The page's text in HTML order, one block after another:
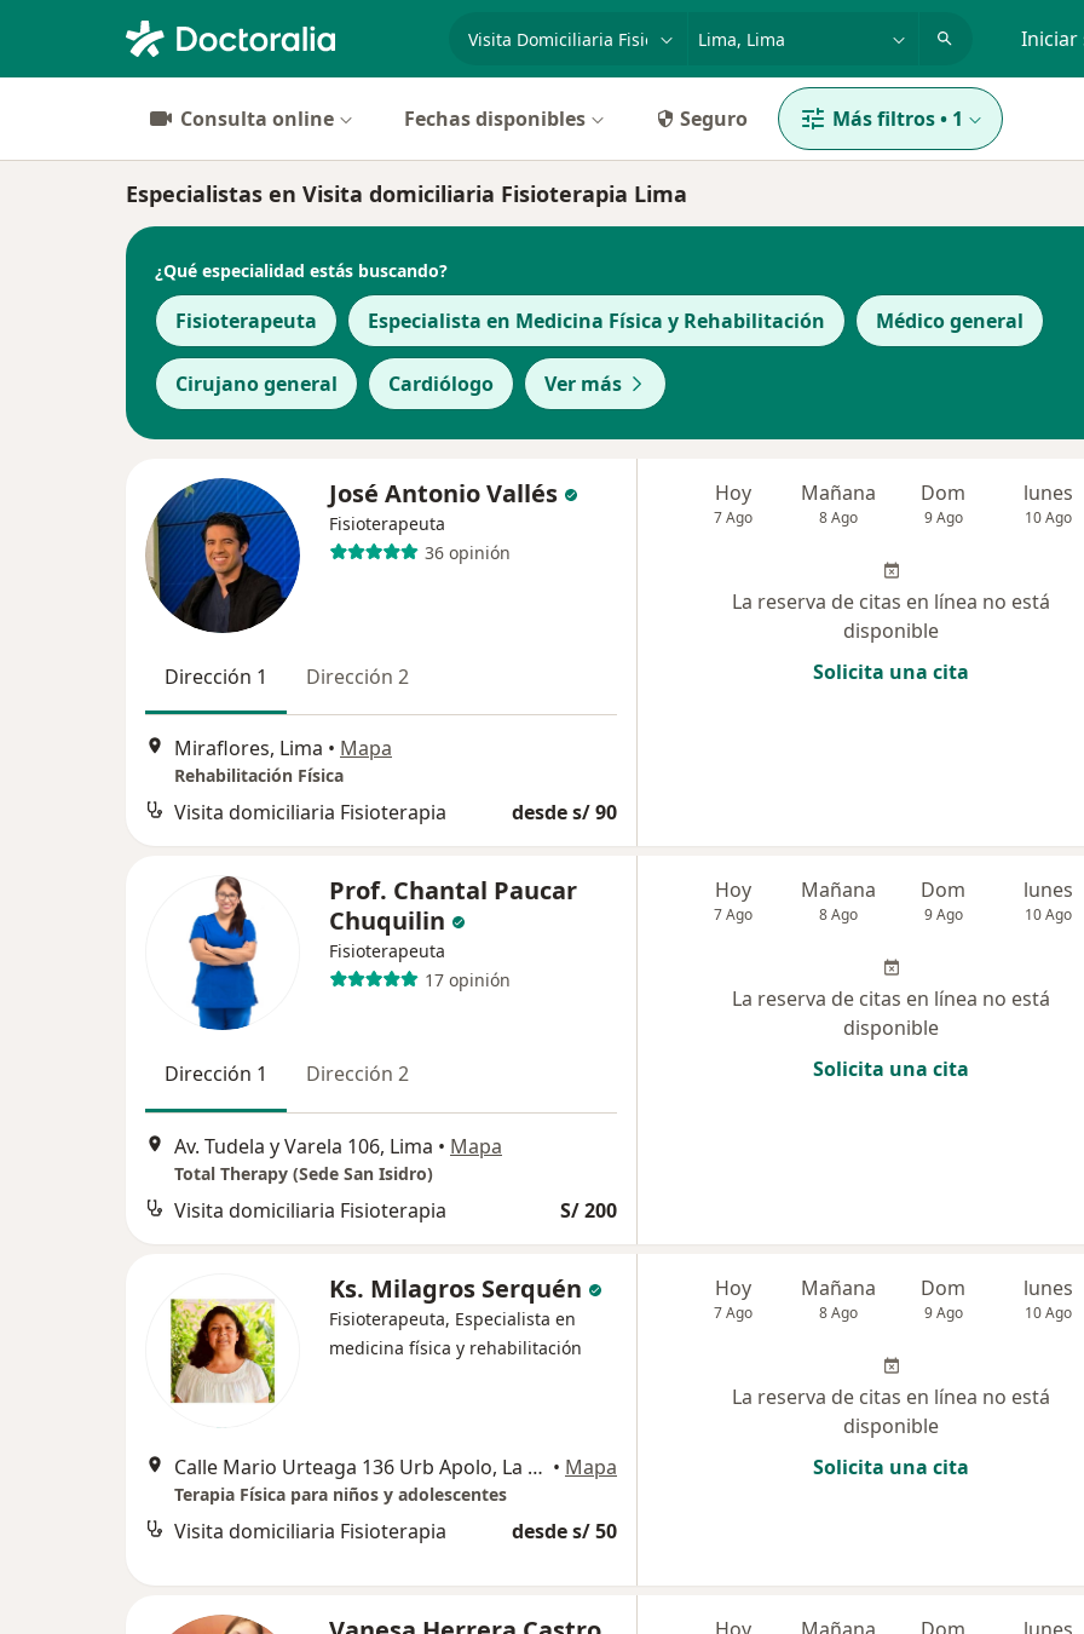
Iniciar
Consulta online Fechas disponibles Seguro Más filtros• 1
Especialistas en Visita domiciliaria Fisioterapia Lima
¿Qué especialidad estás buscando?
Fisioterapeuta Especialista en Medicina Física y Rehabilitación Médico general
Cirujano general Cardiólogo Ver más
José Antonio Vallés
Fisioterapeuta
36 opinión
Dirección 1 Dirección 2
Miraflores, Lima • Mapa
Rehabilitación Física
Visita domiciliaria Fisioterapia desde s/ 90
Hoy
7 Ago
Mañana
8 Ago
Dom
9 Ago
lunes
10 Ago
La reserva de citas en línea no está
disponible
Solicita una cita
Prof. Chantal Paucar
Chuquilin
Fisioterapeuta
17 opinión
Dirección 1 Dirección 2
Av. Tudela y Varela 106, Lima • Mapa
Total Therapy (Sede San Isidro)
Visita domiciliaria Fisioterapia S/ 200
Hoy
7 Ago
Mañana
8 Ago
Dom
9 Ago
lunes
10 Ago
La reserva de citas en línea no está
disponible
Solicita una cita
Ks. Milagros Serquén
Fisioterapeuta, Especialista en
medicina física y rehabilitación
Calle Mario Urteaga 136 Urb Apolo, La Victoria • Mapa
Terapia Física para niños y adolescentes
Visita domiciliaria Fisioterapia desde s/ 50
Hoy
7 Ago
Mañana
8 Ago
Dom
9 Ago
lunes
10 Ago
La reserva de citas en línea no está
disponible
Solicita una cita